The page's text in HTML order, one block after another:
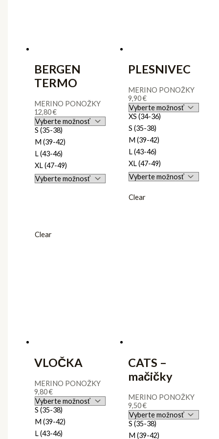
BERGEN
TERMO
MERINO PONOŽKY
12,80€
S (35-38)
M (39-42)
L (43-46)
XL (47-49)
Clear
PLESNIVEC
MERINO PONOŽKY
9,90€
XS (34-36)
S (35-38)
M (39-42)
L (43-46)
XL (47-49)
Clear
VLOČKA
MERINO PONOŽKY
9,80€
S (35-38)
M (39-42)
L (43-46)
CATS –
mačičky
MERINO PONOŽKY
9,50€
S (35-38)
M (39-42)